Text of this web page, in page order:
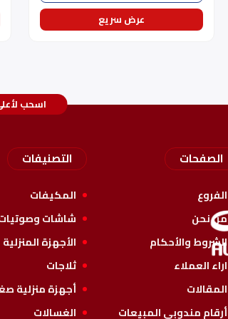
عرض سريع
اسحب
الصفحات
الفروع
من نحن
الشروط والأحكام
اراء العملاء
المقالات
أرقام مندوبي المبيعات
التصنيفات
المكيفات
شاشات
الأجهزة المنزلية
ثلاجات
أجهزة منزلية
الغسالات